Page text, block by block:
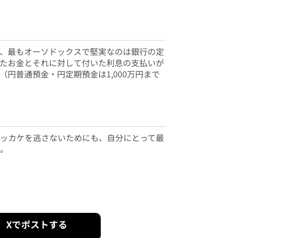
最もオーソドックスで堅実なのは銀行の定
お金とそれに対して付いた利息の支払いが
円普通預金・円定期預金は1,000万円まで
カケを逃さないためにも、自分にとって最
Xでポストする